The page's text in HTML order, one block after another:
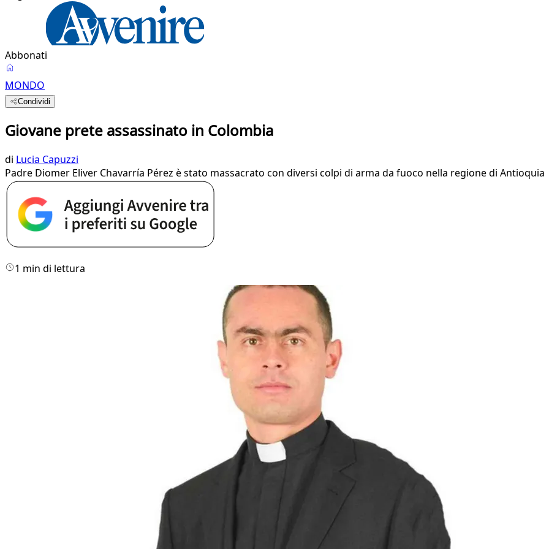
Abbonati
MONDO
Condividi
Giovane prete assassinato in Colombia
di Lucia Capuzzi
Padre Diomer Eliver Chavarría Pérez è stato massacrato con diversi colpi di arma da fuoco nella regione di Antioquia
1 min di lettura